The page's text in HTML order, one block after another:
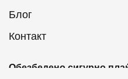
Блог
Контакт
Обезбедено сигурно